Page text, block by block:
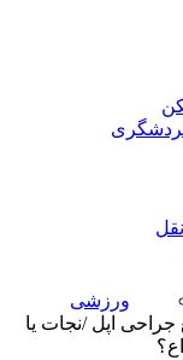
ورزشی
جراحی اپل /نجات یا